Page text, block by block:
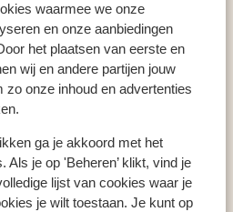
waarmee we onze
en onze aanbiedingen
het plaatsen van eerste en
wij en andere partijen jouw
zo onze inhoud en advertenties
ga je akkoord met het
Als je op 'Beheren’ klikt, vind je
lijst van cookies waar je
je wilt toestaan. Je kunt op
Gerlos
Mayrhofen
skigebieden
Zillertal
Hinterglemm